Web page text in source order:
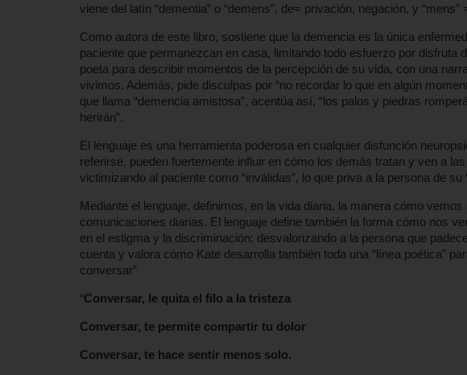
viene del latín “dementia” o “demens”, de= privación, negación, y
Como autora de este libro, sostiene que la demencia es la única
paciente que permanezcan en casa, limitando todo esfuerzo por disfruta
poeta para describir momentos de la percepción de su vida, con una
vivimos. Además, pide disculpas por “no recordar lo que en algún
que llama “demencia amistosa”, acentúa así, “los palos y piedras
herirán”.
El lenguaje es una herramienta poderosa en cualquier disfunción
referirse, pueden fuertemente influir en cómo los demás tratan y ven a
victimizando al paciente como “inválidas”, lo que priva a la persona de su
Mediante el lenguaje, definimos, en la vida diaria, la manera cómo
comunicaciones diarias. El lenguaje define también la forma cómo nos
en el estigma y la discriminación; desvalorizando a la persona que
cuenta y valora cómo Kate desarrolla también toda una “línea poética”
conversar”
“Conversar, le quita el filo a la tristeza
Conversar, te permite compartir tu dolor
Conversar, te hace sentir menos solo.